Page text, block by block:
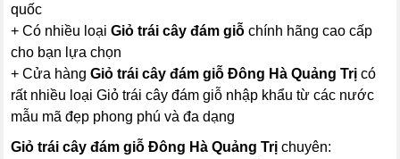
quốc
+ Có nhiều loạiGiỏ trái cây đám giỗ chính hãng cao cấp
cho bạn lựa chọn
+ Cửa hàngGiỏ trái cây đám giỗ Đông Hà Quảng Trị có
rất nhiều loại Giỏ trái cây đám giỗ nhập khẩu từ các nước
mẫu mã đẹp phong phú và đa dạng
Giỏ trái cây đám giỗ Đông Hà Quảng Trịchuyên: